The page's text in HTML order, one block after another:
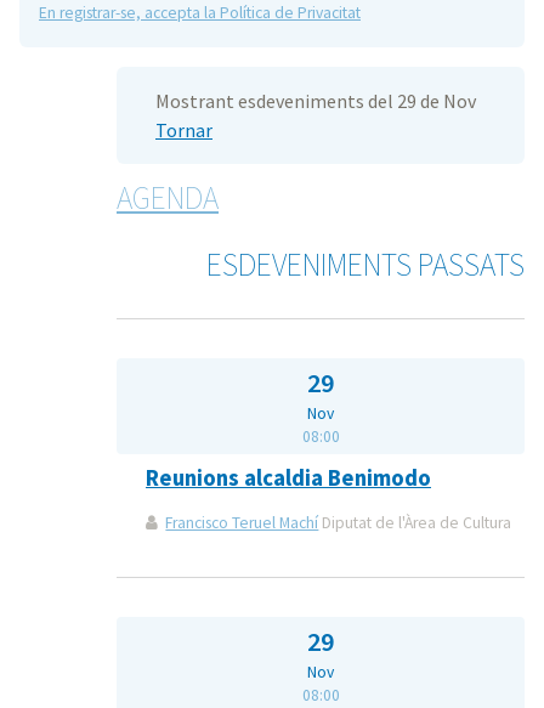
En registrar-se, accepta la Política de Privacitat
Mostrant esdeveniments del 29 de Nov
Tornar
AGENDA
ESDEVENIMENTS PASSATS
29
Nov
08:00
Reunions alcaldia Benimodo
Francisco Teruel Machí Diputat de l'Àrea de Cultura
29
Nov
08:00